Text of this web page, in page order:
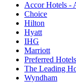
Accor Hotels -
Choice
Hilton
Hyatt
IHG
Marriott
Preferred
The Leading
Wyndham